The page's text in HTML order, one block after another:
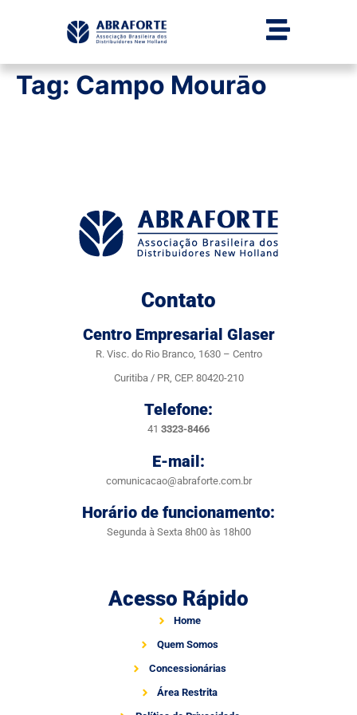
Tag: Campo Mourāo
Contato
Centro Empresarial Glaser
R. Visc. do Rio Branco, 1630 – Centro
Curitiba / PR, CEP. 80420-210
Telefone:
41 3323-8466
E-mail:
comunicacao@abraforte.com.br
Horário de funcionamento:
Segunda à Sexta 8h00 às 18h00
Acesso Rápido
Home
Quem Somos
Concessionárias
Área Restrita